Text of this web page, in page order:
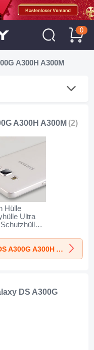
0
A300H A300M
A300H A300M (2)
Hülle
Ultra
für
Galaxy
A300H
Mehr Hüllen Samsung Galaxy DS A300G A300H A300M
DS A300G